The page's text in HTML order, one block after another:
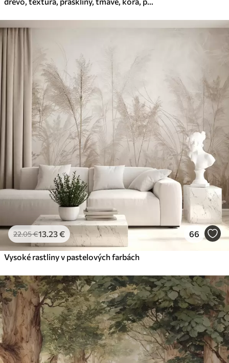
22.05€13 .23€ 66
Vysoké rastliny v pastelových farbách